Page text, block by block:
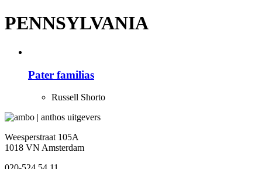
PENNSYLVANIA
Pater familias
Russell Shorto
Weesperstraat 105A
1018 VN Amsterdam